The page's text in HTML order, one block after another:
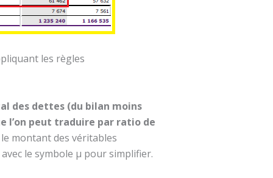
les règles
des dettes (du bilan moins
l’on peut traduire par ratio de
montant des véritables
le symbole µ pour simplifier.